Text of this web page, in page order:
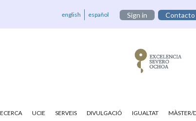
english español Sign in Contacto
UCIE SERVEIS DIVULGACIÓ IGUALTAT MÀSTER/